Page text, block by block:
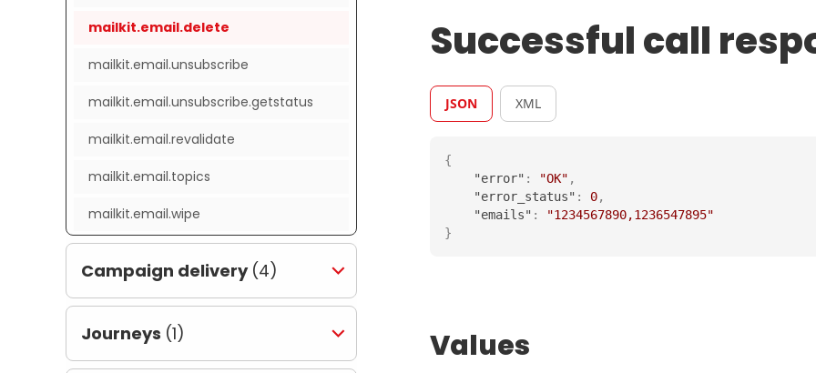
mailkit.email.delete
mailkit.email.unsubscribe
mailkit.email.unsubscribe.getstatus
mailkit.email.revalidate
mailkit.email.topics
mailkit.email.wipe
Campaign delivery (4)
Journeys (1)
Successful call
JSON XML
{
"error" : "OK" ,
"error_status" : 0,
"emails" :
"1234567890,1236547895"
}
Values